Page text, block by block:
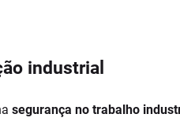
industrial
segurança no trabalho